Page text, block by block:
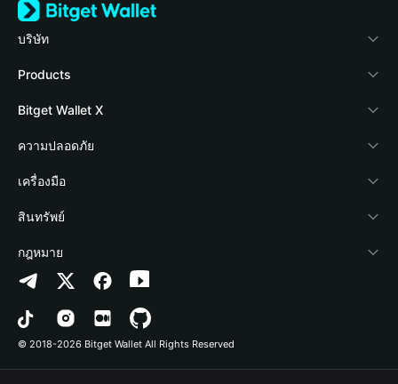
บริษัท
เกี่ยวกับ Bitget Wallet
Blog
Academy
ข่าวสารด้านคริปโต
ศูนย์ช่วยเหลือ
ติดต่อเรา
ทรัพยากรข้อมูลของแบรนด์
อาชีพ
Products
Crypto Card
Stablecoin Earn
Payfi Crypto
Crypto Swap API
Altcoin Season Index
Prediction Markets
DApp
Bitget Wallet X
นักพัฒนา
เชื่อมต่อ Wallet
Bitget Wallet Pay
ลิสต์โปรเจกต์
ความปลอดภัย
Protection Fund
เทคโนโลยีความปลอดภัย
เครื่องมือ
ซื้อคริปโต
การตรวจจับการอนุญาต
การตรวจจับสัญญา
การโอนเป็นชุด
สินทรัพย์
Arbitrum
Avalanche
Bitcoin
กฎหมาย
นโยบายความเป็นส่วนตัว
ข้อตกลงในการใช้บริการ
© 2018-2026 Bitget Wallet All Rights Reserved